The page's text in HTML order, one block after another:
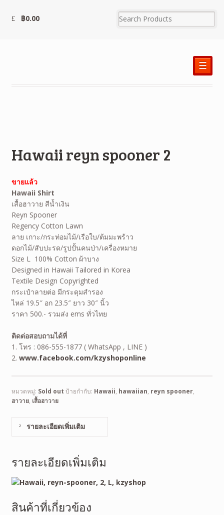
฿0.00
☰
Hawaii reyn spooner 2
ขายแล้ว
Hawaii Shirt
เสื้อฮาวาย สีน้ำเงิน
Reyn Spooner
Regency Cotton Lawn
ลาย เกาะ/กระท่อมไม้/เรือใบ/ต้มมะพร้าว
ดอกไม้/สับปะรด/รูปปั้นคนป่า/เครื่องหมาย
Size L 100% Cotton ผ้าบาง
Designed in Hawaii Tailored in Korea
Textile Design Copyrighted
กระเป๋าลายต่อ มีกระดุมสำรอง
ไหล่ 19.5″ อก 23.5″ ยาว 30″ นิ้ว
ราคา 500.- รวมส่ง ems ทั่วไทย
ติดต่อสอบถามได้ที่
1. โทร : 086-555-1877 ( WhatsApp , LINE )
2. www.facebook.com/kzyshoponline
หมวดหมู่: Sold out ป้ายกำกับ: Hawaii, hawaiian, reyn spooner,
ฮาวาย, เสื้อฮาวาย
รายละเอียดเพิ่มเติม
รายละเอียดเพิ่มเติม
สินค้าที่เกี่ยวข้อง